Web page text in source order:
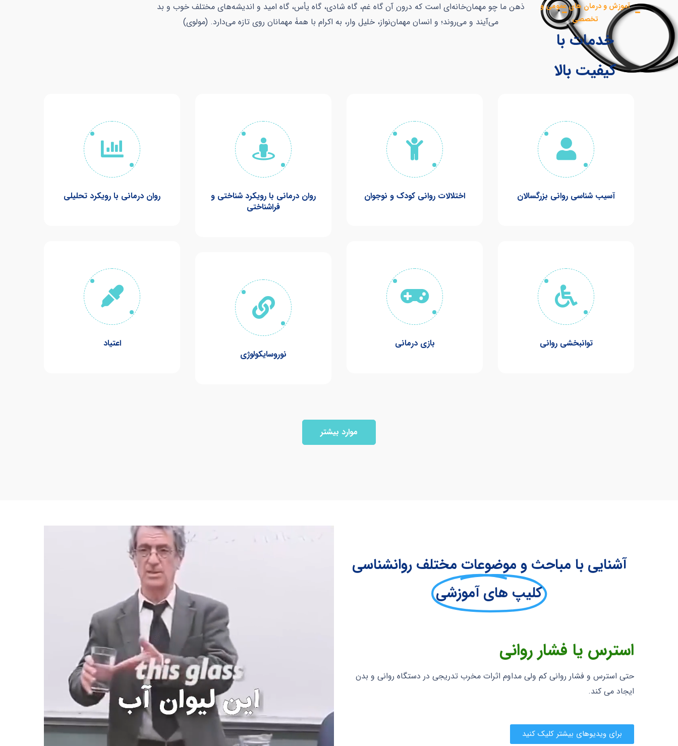
آموزش و درمان های عمومی و
تخصصی
خدمات با
کیفیت بالا
ذهن ما چو مهمان‌خانه‌ای است که درون آن گاه غم، گاه شادی، گاه یأس، گاه امید و اندیشه‌های مختلف خوب و بد
می‌آیند و می‌روند؛ و انسان مهمان‌نواز، خلیل وار، به اکرام با همۀ مهمانان روی تازه می‌دارد. (مولوی)
آسیب شناسی روانی بزرگسالان
توانبخشی روانی
اختلالات روانی کودک و نوجوان
بازی درمانی
روان درمانی با رویکرد شناختی و
فراشناختی
نوروسایکولوژی
روان درمانی با رویکرد تحلیلی
اعتیاد
موارد بیشتر
آشنایی با مباحث و موضوعات مختلف روانشناسی
کلیپ های آموزشی
استرس یا فشار روانی
حتی استرس و فشار روانی کم ولی مداوم اثرات مخرب تدریجی در دستگاه روانی و بدن
ایجاد می کند.
برای ویدیوهای بیشتر کلیک کنید